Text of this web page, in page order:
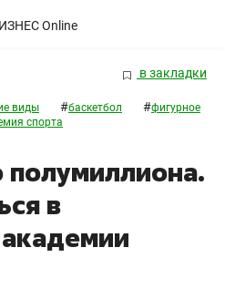
в закладки
виды #баскетбол #фигурное
спорта
в